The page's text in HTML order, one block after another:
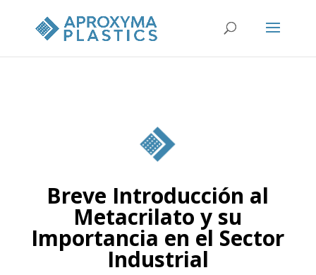
Breve Introducción al
Metacrilato y su
Importancia en el Sector
Industrial